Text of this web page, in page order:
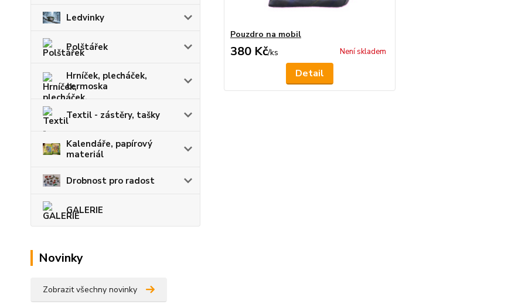
Ledvinky
Polštářek
Hrníček, plecháček,
termoska
Textil - zástěry, tašky
Kalendáře, papírový
materiál
Drobnost pro radost
GALERIE
Novinky
Zobrazit všechny novinky
Pouzdro na mobil
380 Kč/ks Není skladem
Detail